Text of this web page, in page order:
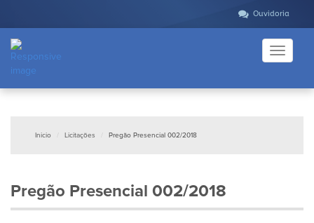
Ouvidoria
Toggle
Inicio Licitações Pregão Presencial 002/2018
Pregão Presencial 002/2018